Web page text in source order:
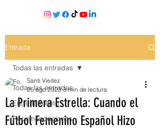
Entrada
Todas las entradas
Entrenamiento
Recomendaciones
Todas las entradas
La Primera Estrella: Cuando el
Fútbol Femenino Español Hizo
Santi Vieitez
25 ago 2023 3 min de lectura